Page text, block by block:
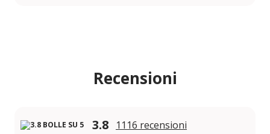
Recensioni
3.8 1116 recensioni